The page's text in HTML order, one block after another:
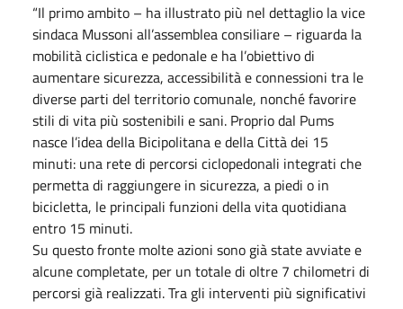
“Il primo ambito – ha illustrato più nel dettaglio la vice
sindaca Mussoni all’assemblea consiliare – riguarda la
mobilità ciclistica e pedonale e ha l’obiettivo di
aumentare sicurezza, accessibilità e connessioni tra le
diverse parti del territorio comunale, nonché favorire
stili di vita più sostenibili e sani. Proprio dal Pums
nasce l’idea della Bicipolitana e della Città dei 15
minuti: una rete di percorsi ciclopedonali integrati che
permetta di raggiungere in sicurezza, a piedi o in
bicicletta, le principali funzioni della vita quotidiana
entro 15 minuti.
Su questo fronte molte azioni sono già state avviate e
alcune completate, per un totale di oltre 7 chilometri di
percorsi già realizzati. Tra gli interventi più significativi